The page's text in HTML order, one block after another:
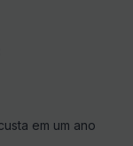
em um ano